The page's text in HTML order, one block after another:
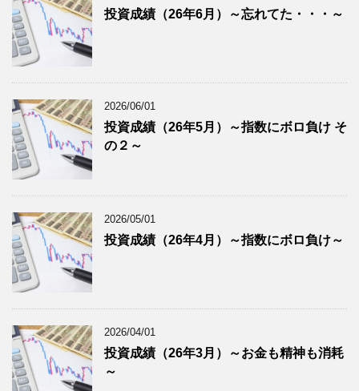
投資成績（26年6月）～忘れてた・・・～
2026/06/01
投資成績（26年5月）～指数にボロ負け そ
の２～
2026/05/01
投資成績（26年4月）～指数にボロ負け～
2026/04/01
投資成績（26年3月）～お金も精神も消耗
～